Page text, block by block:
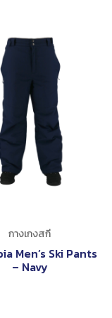
กางเกงสกี
Men’s Ski Pants
– Navy